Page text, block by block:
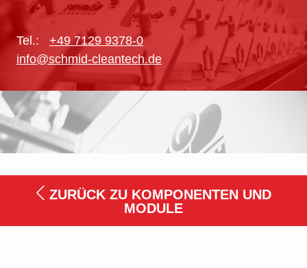
Tel.: +49 7129 9378-0
info@schmid-cleantech.de
ZURÜCK ZU KOMPONENTEN UND
MODULE